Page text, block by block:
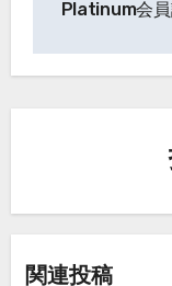
ビ
シ
ョ
Platinum会員
関連投稿